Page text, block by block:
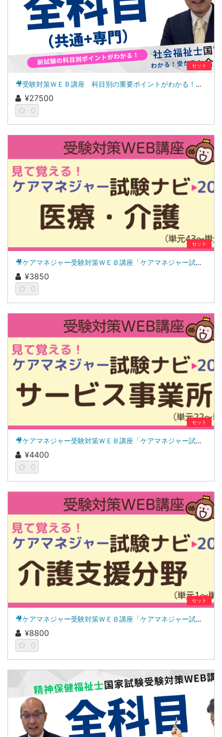
セット
🎥受験対策ＷＥＢ講座 科目別の重要ポイントがわかる！社会福祉士合格講座２０２７（全セット）
¥27500
0
セット
🎥ケアマネジャー受験対策ＷＥＢ講座「ケアマネジャー試験ナビ２０２６」医療・介護
¥3850
0
セット
🎥ケアマネジャー受験対策ＷＥＢ講座「ケアマネジャー試験ナビ２０２６」サービス事業所
¥4400
0
セット
🎥ケアマネジャー受験対策ＷＥＢ講座「ケアマネジャー試験ナビ２０２６」介護支援分野
¥8800
0